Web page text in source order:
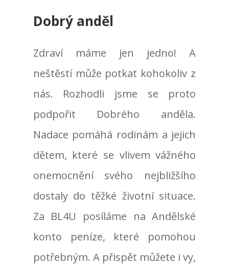
Dobrý anděl
Zdraví máme jen jedno! A
neštěstí může potkat kohokoliv z
nás. Rozhodli jsme se proto
podpořit Dobrého anděla.
Nadace pomáhá rodinám a jejich
dětem, které se vlivem vážného
onemocnění svého nejbližšího
dostaly do těžké životní situace.
Za BL4U posíláme na Andělské
konto peníze, které pomohou
potřebným. A přispět můžete i vy,